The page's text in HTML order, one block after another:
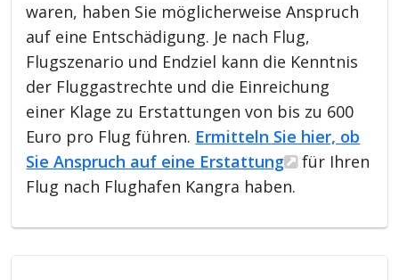
waren, haben Sie möglicherweise Anspruch
auf eine Entschädigung. Je nach Flug,
Flugszenario und Endziel kann die Kenntnis
der Fluggastrechte und die Einreichung
einer Klage zu Erstattungen von bis zu 600
Euro pro Flug führen. Ermitteln Sie hier, ob
Sie Anspruch auf eine Erstattung
für Ihren
Flug nach Flughafen Kangra haben.